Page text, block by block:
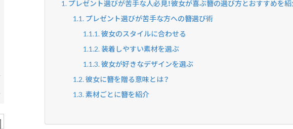
プレゼント選びが苦手な人必見！彼女が喜ぶ簪の選び方とおすすめを
プレゼント選びが苦手な方への簪選び術
彼女のスタイルに合わせる
装着しやすい素材を選ぶ
彼女が好きなデザインを選ぶ
彼女に簪を贈る意味とは？
素材ごとに簪を紹介